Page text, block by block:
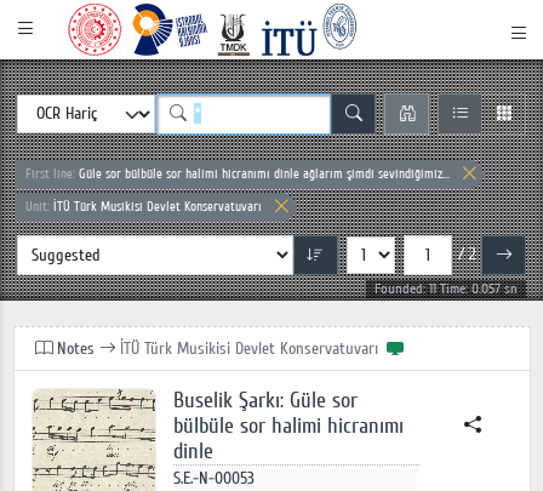
First line: Güle sor bülbüle sor halimi hicranımı dinle ağlarım şimdi sevindiğimiz...
Unit: İTÜ Türk Musikisi Devlet Konservatuvarı
/ 2
Founded: 11 Time: 0.057 sn
Notes İTÜ Türk Musikisi Devlet Konservatuvarı
Buselik Şarkı: Güle sor
bülbüle sor halimi hicranımı
dinle
S.E.-N-00053